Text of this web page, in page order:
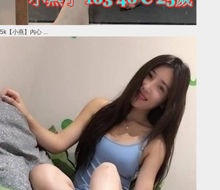
5k【小燕】內心 ...